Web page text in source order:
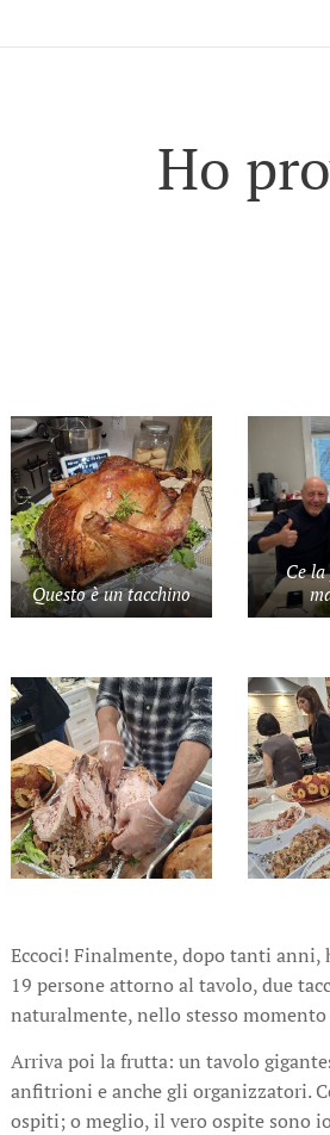
Ho
Questo è un tacchino
Ce la
Eccoci! Finalmente, dopo tanti anni,
19 persone attorno al tavolo, due
naturalmente, nello stesso momento
Arriva poi la frutta: un tavolo
anfitrioni e anche gli organizzatori.
ospiti; o meglio, il vero ospite sono